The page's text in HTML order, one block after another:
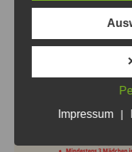
Impressum
|